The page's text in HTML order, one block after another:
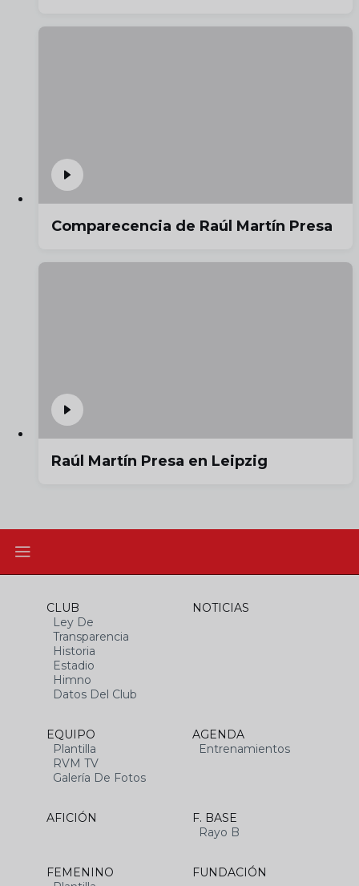
Comparecencia de Raúl Martín Presa
Raúl Martín Presa en Leipzig
CLUB
Ley De
Transparencia
Historia
Estadio
Himno
Datos Del Club
NOTICIAS
EQUIPO
Plantilla
RVM TV
Galería De Fotos
AGENDA
Entrenamientos
AFICIÓN
F. BASE
Rayo B
FEMENINO
FUNDACIÓN